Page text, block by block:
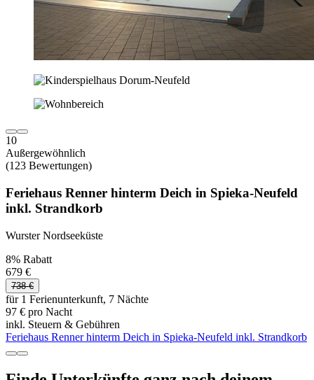
10
Außergewöhnlich
(123 Bewertungen)
Feriehaus Renner hinterm Deich in Spieka-Neufeld
inkl. Strandkorb
Wurster Nordseeküste
8% Rabatt
679 €
738 €
für 1 Ferienunterkunft, 7 Nächte
97 € pro Nacht
inkl. Steuern & Gebühren
Feriehaus Renner hinterm Deich in Spieka-Neufeld inkl. Strandkorb